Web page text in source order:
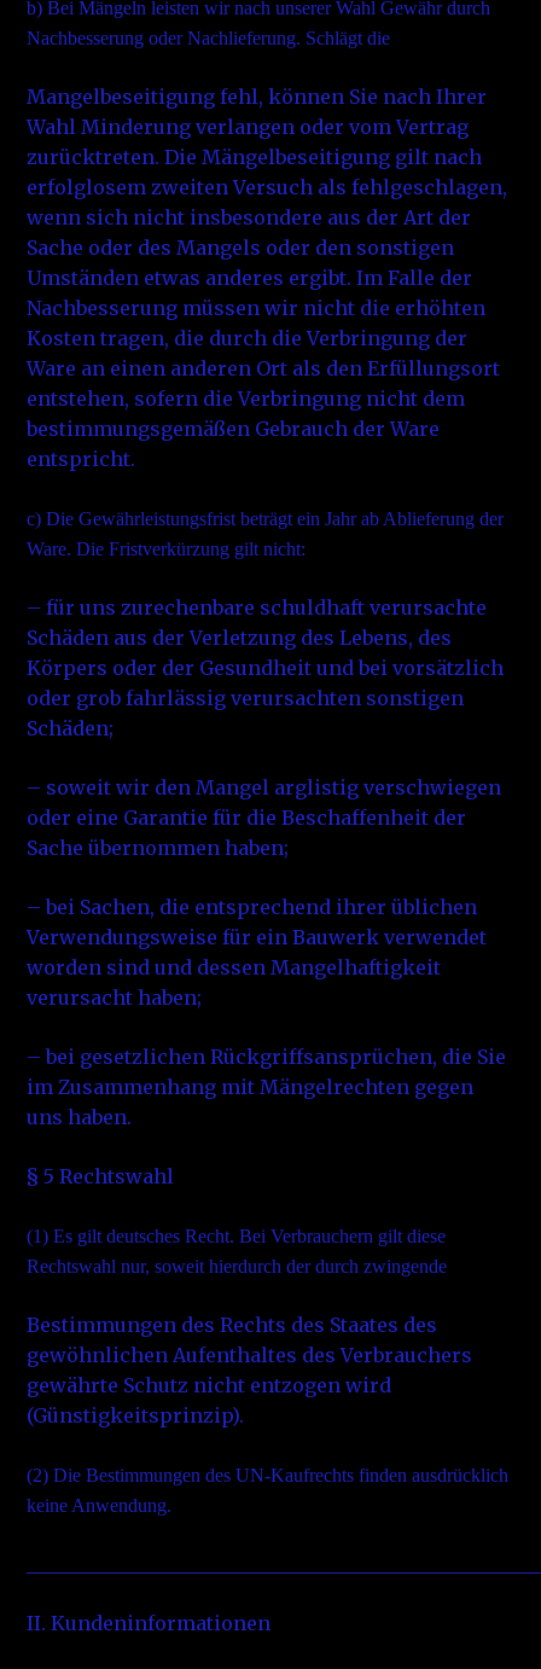
b)Bei Mängeln leisten wir nach unserer Wahl Gewähr durch
Nachbesserung oder Nachlieferung. Schlägt die
Mangelbeseitigung fehl, können Sie nach Ihrer
Wahl Minderung verlangen oder vom Vertrag
zurücktreten. Die Mängelbeseitigung gilt nach
erfolglosem zweiten Versuch als fehlgeschlagen,
wenn sich nicht insbesondere aus der Art der
Sache oder des Mangels oder den sonstigen
Umständen etwas anderes ergibt. Im Falle der
Nachbesserung müssen wir nicht die erhöhten
Kosten tragen, die durch die Verbringung der
Ware an einen anderen Ort als den Erfüllungsort
entstehen, sofern die Verbringung nicht dem
bestimmungsgemäßen Gebrauch der Ware
entspricht.
c)Die Gewährleistungsfrist beträgt ein Jahr ab Ablieferung der
Ware. Die Fristverkürzung gilt nicht:
– für uns zurechenbare schuldhaft verursachte
Schäden aus der Verletzung des Lebens, des
Körpers oder der Gesundheit und bei vorsätzlich
oder grob fahrlässig verursachten sonstigen
Schäden;
– soweit wir den Mangel arglistig verschwiegen
oder eine Garantie für die Beschaffenheit der
Sache übernommen haben;
– bei Sachen, die entsprechend ihrer üblichen
Verwendungsweise für ein Bauwerk verwendet
worden sind und dessen Mangelhaftigkeit
verursacht haben;
– bei gesetzlichen Rückgriffsansprüchen, die Sie
im Zusammenhang mit Mängelrechten gegen
uns haben.
§ 5 Rechtswahl
(1)Es gilt deutsches Recht. Bei Verbrauchern gilt diese
Rechtswahl nur, soweit hierdurch der durch zwingende
Bestimmungen des Rechts des Staates des
gewöhnlichen Aufenthaltes des Verbrauchers
gewährte Schutz nicht entzogen wird
(Günstigkeitsprinzip).
(2)Die Bestimmungen des UN-Kaufrechts finden ausdrücklich
keine Anwendung.
II. Kundeninformationen